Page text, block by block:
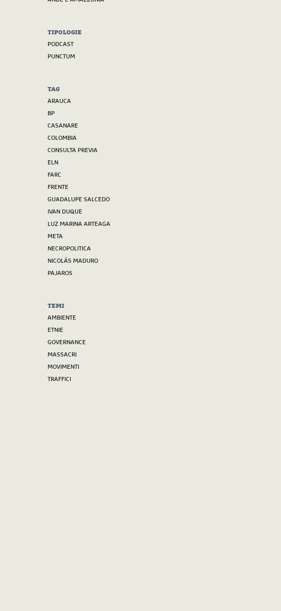
TIPOLOGIE
PODCAST
PUNCTUM
TAG
ARAUCA
BP
CASANARE
COLOMBIA
CONSULTA PREVIA
ELN
FARC
FRENTE
GUADALUPE SALCEDO
IVAN DUQUE
LUZ MARINA ARTEAGA
META
NECROPOLITICA
NICOLÁS MADURO
PAJAROS
TEMI
AMBIENTE
ETNIE
GOVERNANCE
MASSACRI
MOVIMENTI
TRAFFICI